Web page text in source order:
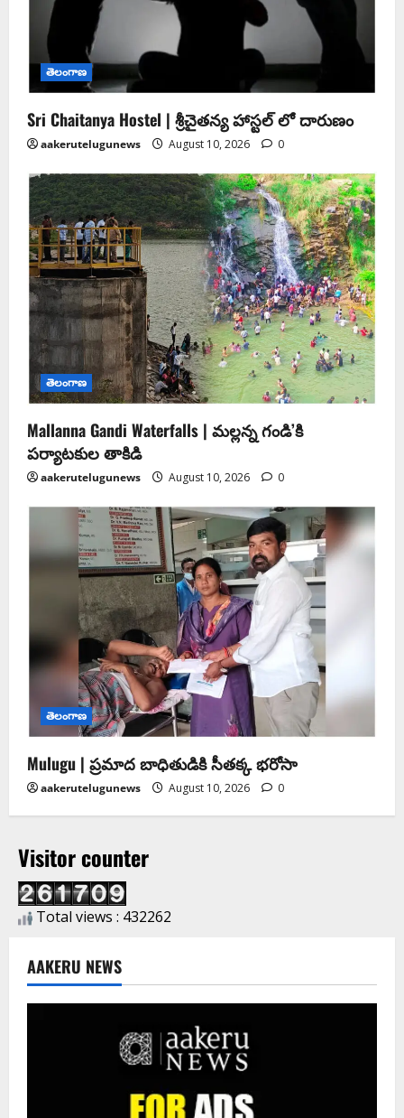
తెలంగాణ
Sri Chaitanya Hostel | శ్రీ‌చైత‌న్య హాస్ట‌ల్ లో దారుణం
aakerutelugunews August 10, 2026 0
తెలంగాణ
Mallanna Gandi Waterfalls | మల్లన్న గండి’కి
పర్యాటకుల తాకిడి
aakerutelugunews August 10, 2026 0
తెలంగాణ
Mulugu | ప్రమాద బాధితుడికి సీతక్క భరోసా
aakerutelugunews August 10, 2026 0
Visitor counter
Total views : 432262
AAKERU NEWS